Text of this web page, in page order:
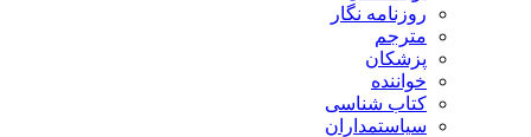
روزنامه نگار
مترجم
پزشکان
خواننده
کتاب شناسی
سیاستمداران